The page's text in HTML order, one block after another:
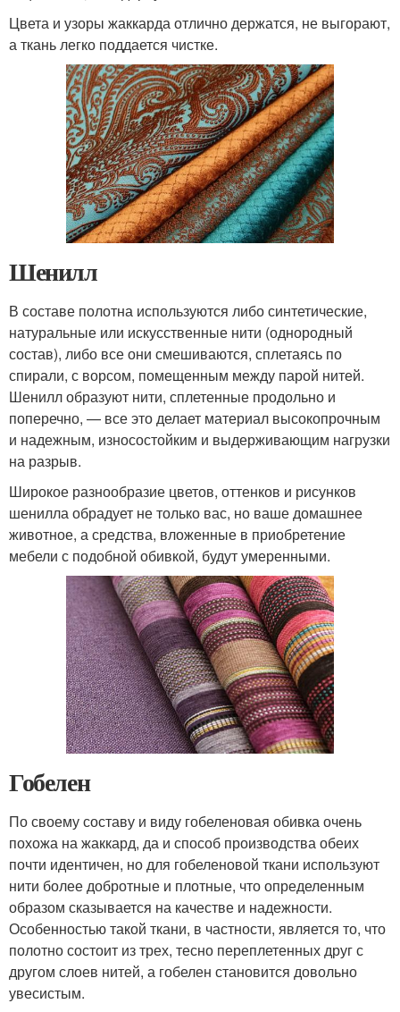
Цвета и узоры жаккарда отлично держатся, не выгорают,
а ткань легко поддается чистке.
Шенилл
В составе полотна используются либо синтетические,
натуральные или искусственные нити (однородный
состав), либо все они смешиваются, сплетаясь по
спирали, с ворсом, помещенным между парой нитей.
Шенилл образуют нити, сплетенные продольно и
поперечно, — все это делает материал высокопрочным
и надежным, износостойким и выдерживающим нагрузки
на разрыв.
Широкое разнообразие цветов, оттенков и рисунков
шенилла обрадует не только вас, но ваше домашнее
животное, а средства, вложенные в приобретение
мебели с подобной обивкой, будут умеренными.
Гобелен
По своему составу и виду гобеленовая обивка очень
похожа на жаккард, да и способ производства обеих
почти идентичен, но для гобеленовой ткани используют
нити более добротные и плотные, что определенным
образом сказывается на качестве и надежности.
Особенностью такой ткани, в частности, является то, что
полотно состоит из трех, тесно переплетенных друг с
другом слоев нитей, а гобелен становится довольно
увесистым.